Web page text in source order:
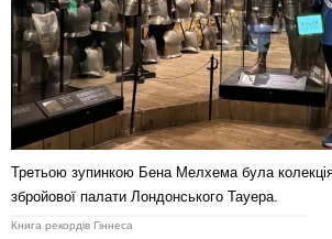
Третьою зупинкою Бена Мелхема була колекція
збройової палати Лондонського Тауера.
Книга рекордів Гіннеса